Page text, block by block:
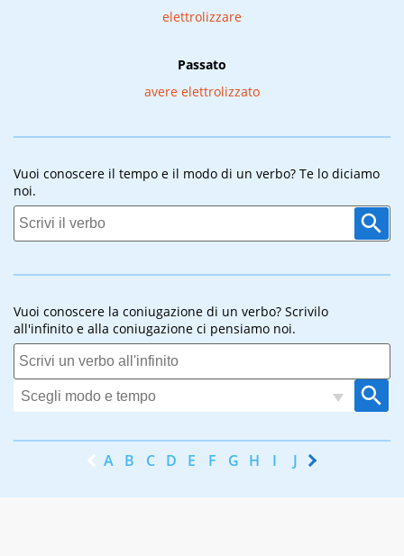
elettrolizzare
Passato
avere elettrolizzato
Vuoi conoscere il tempo e il modo di un verbo? Te lo diciamo
noi.
Vuoi conoscere la coniugazione di un verbo? Scrivilo
all'infinito e alla coniugazione ci pensiamo noi.
A B C D E F G H I J K